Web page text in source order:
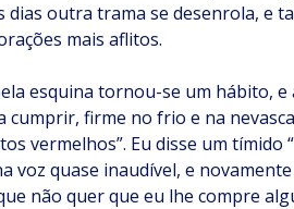
outra trama se desenrola, e
mais aflitos.
esquina tornou-se um hábito, e
firme no frio e na
vermelhos”. Eu disse um tímido
voz quase inaudível, e
não quer que eu lhe compre